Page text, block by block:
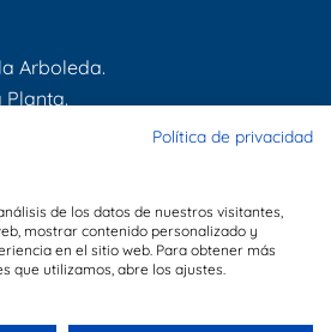
Arboleda.
Planta.
Política de privacidad
de los datos de nuestros visitantes,
mostrar contenido personalizado y
en el sitio web. Para obtener más
que utilizamos, abre los ajustes.